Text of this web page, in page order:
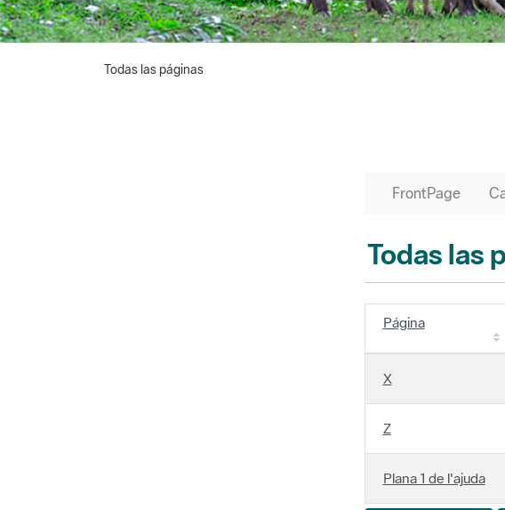
Todas las páginas
FrontPage
Todas las
Página
X
Z
Plana 1 de l'ajuda